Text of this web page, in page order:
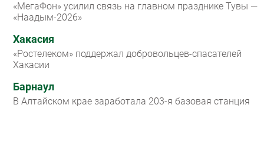
«МегаФон» усилил связь на главном празднике Тувы —
«Наадым-2026»
Хакасия
«Ростелеком» поддержал добровольцев-спасателей
Хакасии
Барнаул
В Алтайском крае заработала 203-я базовая станция